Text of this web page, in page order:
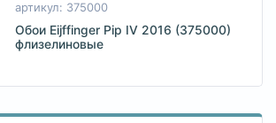
артикул: 375000
Обои Eijffinger Pip IV 2016 (375000)
флизелиновые